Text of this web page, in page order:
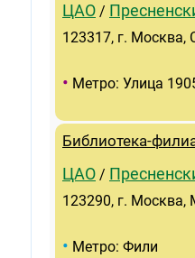
ЦАО /
123317, г. Москва,
• Метро: Улица
Библиотека-
ЦАО /
123290, г.
• Метро: Фили